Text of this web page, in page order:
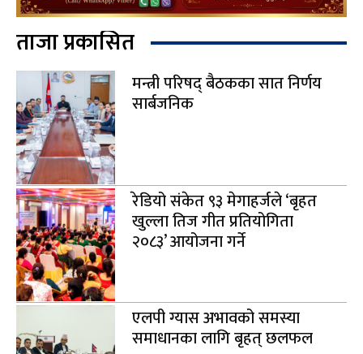
ताजा प्रकासित
मन्त्री परिषद् बैठकका सात निर्णय
सार्बजनिक
रेडियो संकेत ९३ मेगाहर्जले ‘बृहत
खुल्ला तिज गीत प्रतियोगिता
२०८३’ आयोजना गर्ने
एलपी ग्यास अभावको समस्या
समाधानका लागि बृहत् छलफल